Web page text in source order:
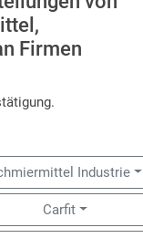
Firmen
Industrie
Carfit